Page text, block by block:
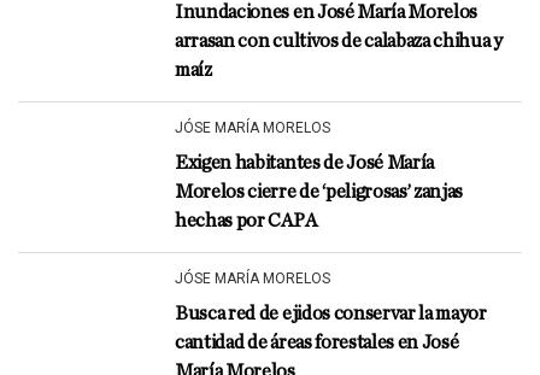
Inundaciones en José María Morelos
arrasan con cultivos de calabaza chihua y
maíz
JÓSE MARÍA MORELOS
Exigen habitantes de José María
Morelos cierre de ‘peligrosas’ zanjas
hechas por CAPA
JÓSE MARÍA MORELOS
Busca red de ejidos conservar la mayor
cantidad de áreas forestales en José
María Morelos